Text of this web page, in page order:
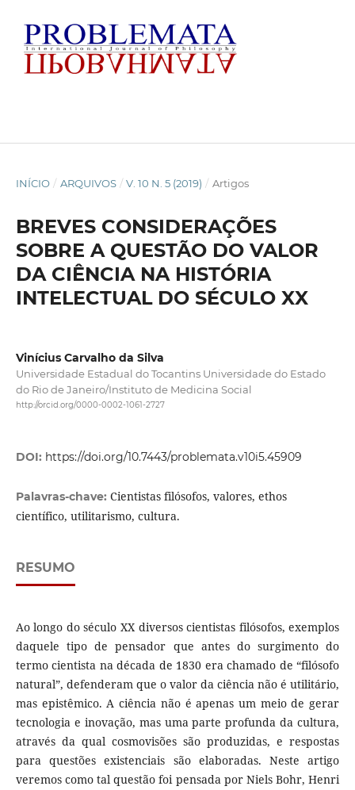
INÍCIO / ARQUIVOS / V. 10 N. 5 (2019) / Artigos
BREVES CONSIDERAÇÕES
SOBRE A QUESTÃO DO VALOR
DA CIÊNCIA NA HISTÓRIA
INTELECTUAL DO SÉCULO XX
Vinícius Carvalho da Silva
Universidade Estadual do Tocantins Universidade do Estado
do Rio de Janeiro/Instituto de Medicina Social
http://orcid.org/0000-0002-1061-2727
DOI: https://doi.org/10.7443/problemata.v10i5.45909
Palavras-chave: Cientistas filósofos, valores, ethos
científico, utilitarismo, cultura.
RESUMO
Ao longo do século XX diversos cientistas filósofos, exemplos
daquele tipo de pensador que antes do surgimento do
termo cientista na década de 1830 era chamado de “filósofo
natural”, defenderam que o valor da ciência não é utilitário,
mas epistêmico. A ciência não é apenas um meio de gerar
tecnologia e inovação, mas uma parte profunda da cultura,
através da qual cosmovisões são produzidas, e respostas
para questões existenciais são elaboradas. Neste artigo
veremos como tal questão foi pensada por Niels Bohr, Henri